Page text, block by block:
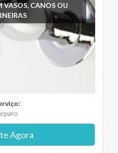
VASOS, CANOS OU
Agora